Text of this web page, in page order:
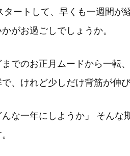
タートして、早くも一週間が
がお過ごしでしょうか。
でのお正月ムードから一転
で、けれど少しだけ背筋が伸
んな一年にしようか」 そん